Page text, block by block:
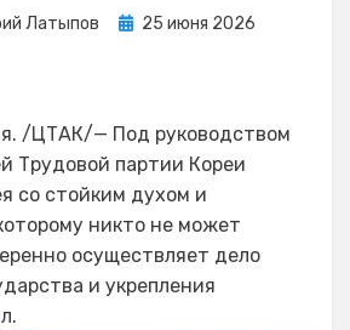
Латыпов
Posted
25 июня 2026
/ЦТАК/— Под руководством
Трудовой партии Кореи
со стойким духом и
никто не может
осуществляет дело
и укрепления